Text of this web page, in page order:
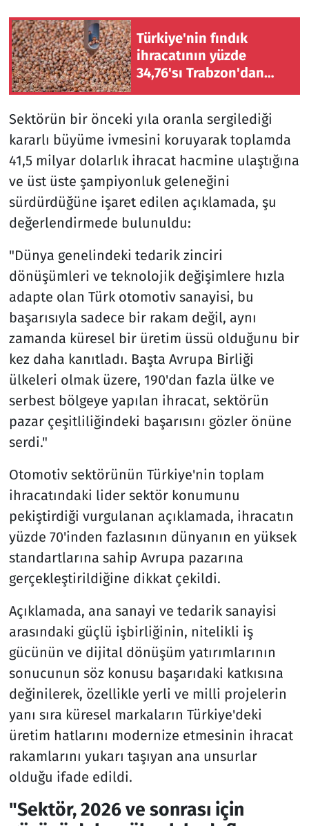
Türkiye'nin fındık
ihracatının yüzde
34,76'sı Trabzon'dan
Sektörün bir önceki yıla oranla sergilediği
kararlı büyüme ivmesini koruyarak toplamda
41,5 milyar dolarlık ihracat hacmine ulaştığına
ve üst üste şampiyonluk geleneğini
sürdürdüğüne işaret edilen açıklamada, şu
değerlendirmede bulunuldu:
"Dünya genelindeki tedarik zinciri
dönüşümleri ve teknolojik değişimlere hızla
adapte olan Türk otomotiv sanayisi, bu
başarısıyla sadece bir rakam değil, aynı
zamanda küresel bir üretim üssü olduğunu bir
kez daha kanıtladı. Başta Avrupa Birliği
ülkeleri olmak üzere, 190'dan fazla ülke ve
serbest bölgeye yapılan ihracat, sektörün
pazar çeşitliliğindeki başarısını gözler önüne
serdi."
Otomotiv sektörünün Türkiye'nin toplam
ihracatındaki lider sektör konumunu
pekiştirdiği vurgulanan açıklamada, ihracatın
yüzde 70'inden fazlasının dünyanın en yüksek
standartlarına sahip Avrupa pazarına
gerçekleştirildiğine dikkat çekildi.
Açıklamada, ana sanayi ve tedarik sanayisi
arasındaki güçlü işbirliğinin, nitelikli iş
gücünün ve dijital dönüşüm yatırımlarının
sonucunun söz konusu başarıdaki katkısına
değinilerek, özellikle yerli ve milli projelerin
yanı sıra küresel markaların Türkiye'deki
üretim hatlarını modernize etmesinin ihracat
rakamlarını yukarı taşıyan ana unsurlar
olduğu ifade edildi.
"Sektör, 2026 ve sonrası için